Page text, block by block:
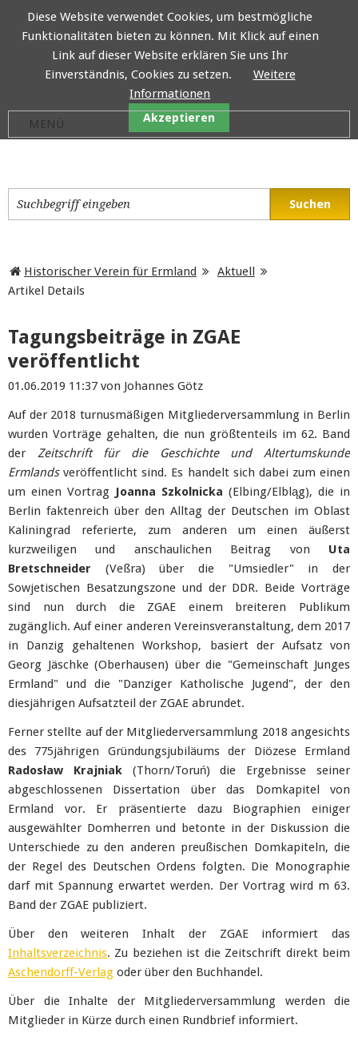
Historischer Verein für Ermland
Aktuell
Artikel Details
Tagungsbeiträge in ZGAE
veröffentlicht
01.06.2019 11:37 von Johannes Götz
Auf der 2018 turnusmäßigen Mitgliederversammlung in Berlin
wurden Vorträge gehalten, die nun größtenteils im 62. Band
der Zeitschrift für die Geschichte und Altertumskunde
Ermlandsveröffentlicht sind. Es handelt sich dabei zum einen
um einen Vortrag Joanna Szkolnicka (Elbing/Elbląg), die in
Berlin faktenreich über den Alltag der Deutschen im Oblast
Kaliningrad referierte, zum anderen um einen äußerst
kurzweiligen und anschaulichen Beitrag von Uta
Bretschneider (Veßra) über die "Umsiedler" in der
Sowjetischen Besatzungszone und der DDR. Beide Vorträge
sind nun durch die ZGAE einem breiteren Publikum
zugänglich. Auf einer anderen Vereinsveranstaltung, dem 2017
in Danzig gehaltenen Workshop, basiert der Aufsatz von
Georg Jäschke (Oberhausen) über die "Gemeinschaft Junges
Ermland" und die "Danziger Katholische Jugend", der den
diesjährigen Aufsatzteil der ZGAE abrundet.
Ferner stellte auf der Mitgliederversammlung 2018 angesichts
des 775jährigen Gründungsjubiläums der Diözese Ermland
Radosław Krajniak(Thorn/Toruń) die Ergebnisse seiner
abgeschlossenen Dissertation über das Domkapitel von
Ermland vor. Er präsentierte dazu Biographien einiger
ausgewählter Domherren und betonte in der Diskussion die
Unterschiede zu den anderen preußischen Domkapiteln, die
der Regel des Deutschen Ordens folgten. Die Monographie
darf mit Spannung erwartet werden. Der Vortrag wird m 63.
Band der ZGAE publiziert.
Über den weiteren Inhalt der ZGAE informiert das
Inhaltsverzeichnis. Zu beziehen ist die Zeitschrift direkt beim
Aschendorff-Verlag oder über den Buchhandel.
Über die Inhalte der Mitgliederversammlung werden die
Mitglieder in Kürze durch einen Rundbrief informiert.
Diese Website verwendet Cookies, um bestmögliche
Funktionalitäten bieten zu können. Mit Klick auf einen
Link auf dieser Website erklären Sie uns Ihr
Einverständnis, Cookies zu setzen.
Weitere
Informationen
Akzeptieren